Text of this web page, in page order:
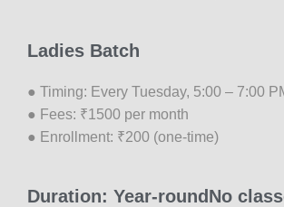
Ladies Batch
● Timing: Every Tuesday, 5:00 – 7:00
● Fees: ₹1500 per month
● Enrollment: ₹200 (one-time)
Duration: Year-roundNo